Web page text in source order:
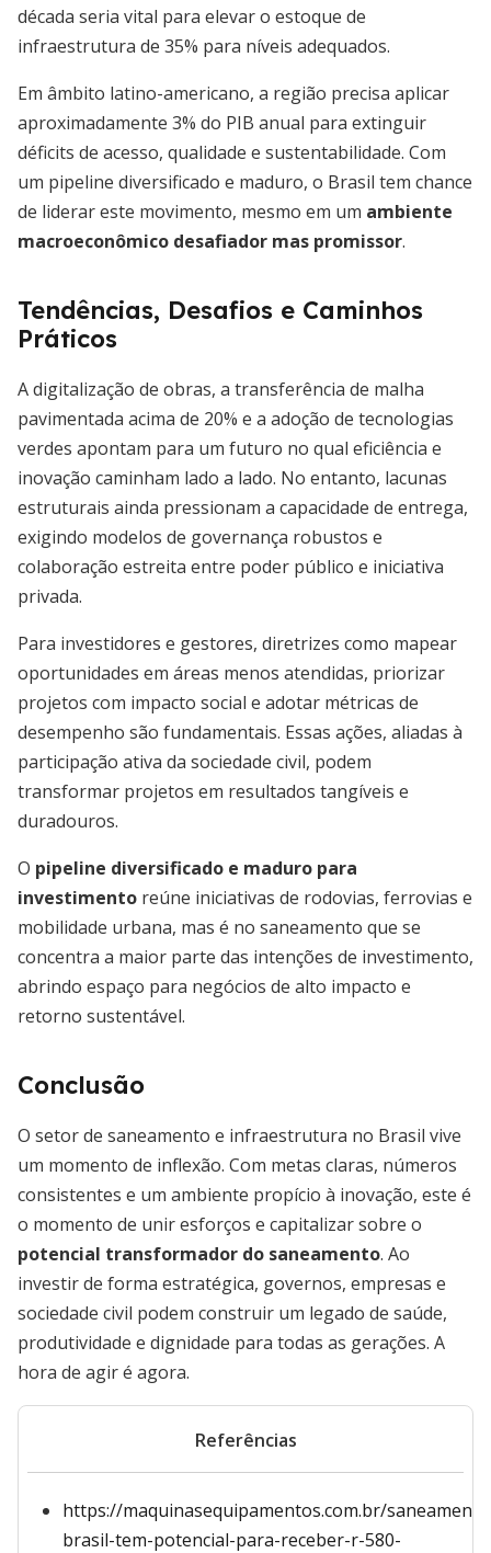
década seria vital para elevar o estoque de
infraestrutura de 35% para níveis adequados.
Em âmbito latino-americano, a região precisa aplicar
aproximadamente 3% do PIB anual para extinguir
déficits de acesso, qualidade e sustentabilidade. Com
um pipeline diversificado e maduro, o Brasil tem chance
de liderar este movimento, mesmo em um ambiente
macroeconômico desafiador mas promissor.
Tendências, Desafios e Caminhos
Práticos
A digitalização de obras, a transferência de malha
pavimentada acima de 20% e a adoção de tecnologias
verdes apontam para um futuro no qual eficiência e
inovação caminham lado a lado. No entanto, lacunas
estruturais ainda pressionam a capacidade de entrega,
exigindo modelos de governança robustos e
colaboração estreita entre poder público e iniciativa
privada.
Para investidores e gestores, diretrizes como mapear
oportunidades em áreas menos atendidas, priorizar
projetos com impacto social e adotar métricas de
desempenho são fundamentais. Essas ações, aliadas à
participação ativa da sociedade civil, podem
transformar projetos em resultados tangíveis e
duradouros.
O pipeline diversificado e maduro para
investimento reúne iniciativas de rodovias, ferrovias e
mobilidade urbana, mas é no saneamento que se
concentra a maior parte das intenções de investimento,
abrindo espaço para negócios de alto impacto e
retorno sustentável.
Conclusão
O setor de saneamento e infraestrutura no Brasil vive
um momento de inflexão. Com metas claras, números
consistentes e um ambiente propício à inovação, este é
o momento de unir esforços e capitalizar sobre o
potencial transformador do saneamento. Ao
investir de forma estratégica, governos, empresas e
sociedade civil podem construir um legado de saúde,
produtividade e dignidade para todas as gerações. A
hora de agir é agora.
Referências
https://maquinasequipamentos.com.br/
brasil-tem-potencial-para-receber-r-580-